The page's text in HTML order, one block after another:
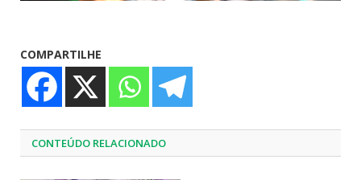
COMPARTILHE
CONTEÚDO RELACIONADO